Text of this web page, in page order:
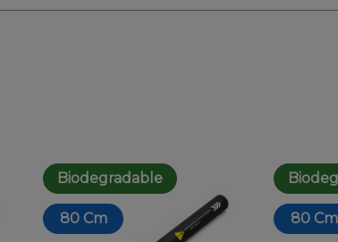
Biodegradable
80 Cm 80 Cm